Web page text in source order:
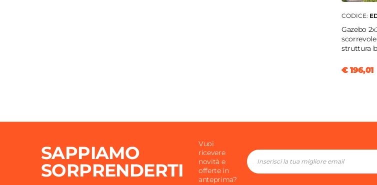
CODICE:
Gazebo
struttura
€ 196,01
SAPPIAMO
SORPRENDERTI
Vuoi
ricevere
novità e
offerte in
anteprima?